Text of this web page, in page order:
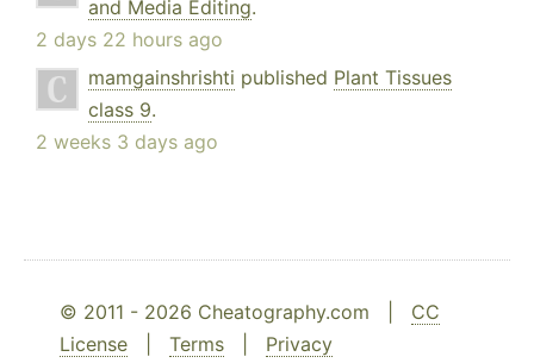
and Media Editing.
2 days 22 hours ago
mamgainshrishti published Plant Tissues
class 9.
2 weeks 3 days ago
© 2011 - 2026 Cheatography.com | CC
License
Terms Privacy